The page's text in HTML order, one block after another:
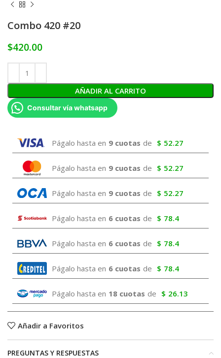
Combo 420 #20
$420.00
AÑADIR AL CARRITO
Consultar vía whatsapp
Págalo hasta en 9 cuotas de $ 52.27
Págalo hasta en 9 cuotas de $ 52.27
Págalo hasta en 9 cuotas de $ 52.27
Págalo hasta en 6 cuotas de $ 78.4
Págalo hasta en 6 cuotas de $ 78.4
Págalo hasta en 6 cuotas de $ 78.4
Págalo hasta en 18 cuotas de $ 26.13
Añadir a Favoritos
PREGUNTAS Y RESPUESTAS